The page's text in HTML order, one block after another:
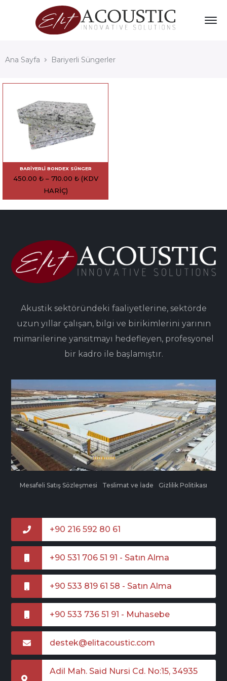
Ana Sayfa Bariyerli Süngerler
BARIYERLI BONDEX SÜNGER
450.00 ₺– 710.00 ₺ (KDV
HARIÇ)
Akustik sektöründeki faaliyetlerine, sektörde
uzun yıllar çalışan, bilgi ve birikimlerini yarının
mimarilerine yansıtmayı hedefleyen, profesyonel
bir kadro ile başlamıştır.
Mesafeli Satış Sözleşmesi Teslimat ve İade Gizlilik Politikası
+90 216 592 80 61
+90 531 706 51 91 - Satın Alma
+90 533 819 61 58 - Satın Alma
+90 533 736 51 91 - Muhasebe
destek@elitacoustic.com
Adil Mah. Said Nursi Cd. No:15, 34935